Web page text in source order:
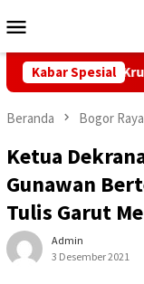
ke
Mobile
Kabar Spesial
Pemkab Bangli
Beranda Bogor Raya
Ketua
Gunawan
Tulis Garut
Admin
3 Desember 2021